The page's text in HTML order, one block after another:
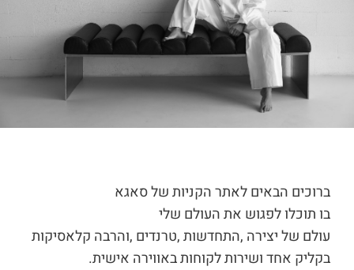
ברוכים הבאים לאתר הקניות של סאגא
בו תוכלו לפגוש את העולם שלי
עולם של יצירה ,התחדשות ,טרנדים ,והרבה קלאסיקות
בקליק אחד ושירות לקוחות באווירה אישית.